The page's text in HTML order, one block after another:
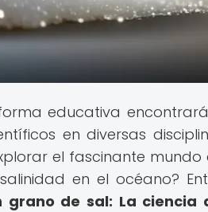
educativa
en diversas
el fascinante mundo
en el océano?
grano de sal: La ciencia